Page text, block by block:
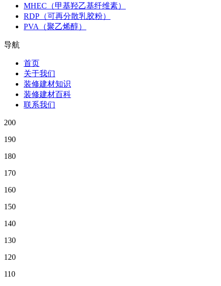
MHEC（甲基羟乙基纤维素）
RDP（可再分散乳胶粉）
PVA（聚乙烯醇）
导航
首页
关于我们
装修建材知识
装修建材百科
联系我们
200
190
180
170
160
150
140
130
120
110